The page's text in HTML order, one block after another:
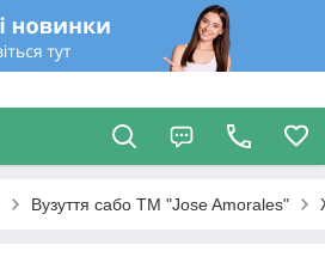
Вузуття сабо ТМ "Jose Amorales"